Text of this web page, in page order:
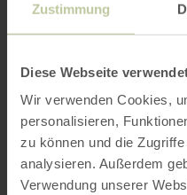
Zustimmung
Diese Webseite
Wir verwenden Cookies,
personalisieren,
zu können und die
analysieren. Außerdem
Verwendung unserer